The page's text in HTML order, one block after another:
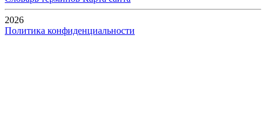
2026
Политика конфиденциальности